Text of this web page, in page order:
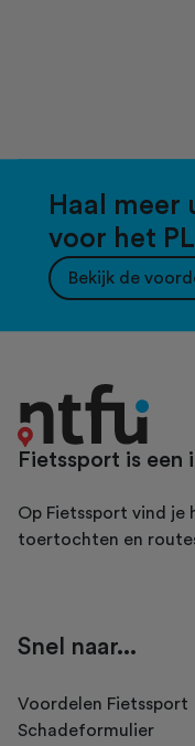
Haal meer
voor het
Bekijk de
Fietssport is een
Op Fietssport vind je
toertochten en
Snel naar...
Voordelen Fietssport
Schadeformulier